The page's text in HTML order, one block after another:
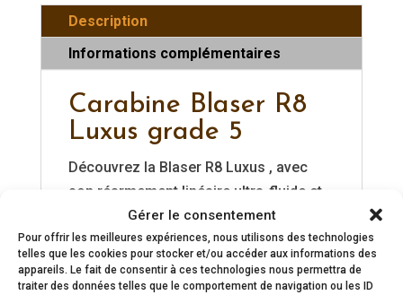
Gérer le consentement
Pour offrir les meilleures expériences, nous utilisons des technologies
telles que les cookies pour stocker et/ou accéder aux informations des
appareils. Le fait de consentir à ces technologies nous permettra de
traiter des données telles que le comportement de navigation ou les ID
Description
Informations complémentaires
Carabine Blaser R8
Luxus grade 5
Découvrez la Blaser R8 Luxus , avec
son réarmement linéaire ultra-fluide et
son ergonomie parfaite, la Blaser R8
Luxus offre precision et fiabilité a
chaque instant. Une carabine parfaite
pour les chasseurs exigeants.